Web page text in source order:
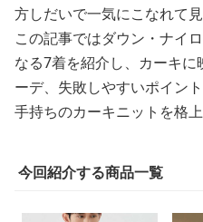
方しだいで一気にこなれて見
この記事ではダウン・ナイ
なる7着を紹介し、カーキ
ーデ、失敗しやすいポイン
手持ちのカーキニットを格
今回紹介する商品一覧